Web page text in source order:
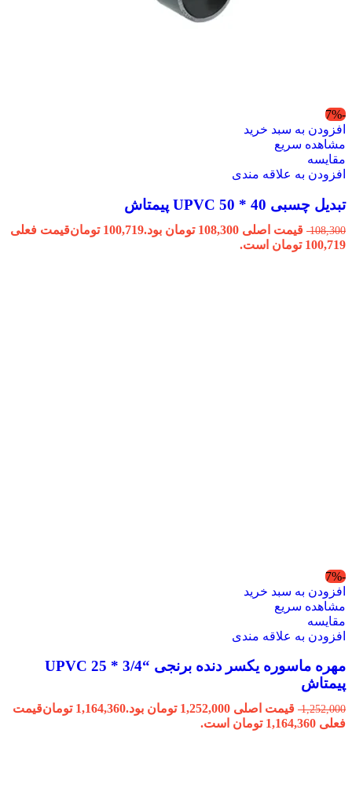
-7%
افزودن به سبد خرید
مشاهده سریع
مقایسه
افزودن به علاقه مندی
تبدیل چسبی 40 * 50 UPVC پیمتاش
108,300 قیمت اصلی 108,300 تومان بود. 100,719 تومانقیمت فعلی
100,719 تومان است.
-7%
افزودن به سبد خرید
مشاهده سریع
مقایسه
افزودن به علاقه مندی
مهره ماسوره یکسر دنده برنجی “3/4 * 25 UPVC
پیمتاش
1,252,000 قیمت اصلی 1,252,000 تومان بود. 1,164,360 تومانقیمت
فعلی 1,164,360 تومان است.